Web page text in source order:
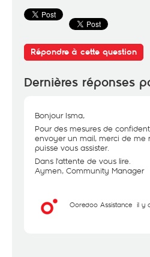
Répondre à cette question
Dernières réponses
Bonjour Isma,
Pour des mesures de
envoyer un mail, merci de me
puisse vous assister.
Dans l'attente de vous lire.
Aymen, Community Manager
Ooredoo Assistance il y